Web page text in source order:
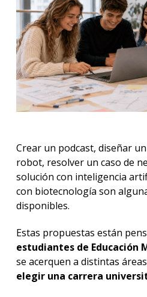
Crear un podcast, diseñar
robot, resolver un caso de
solución con inteligencia
con biotecnología son
disponibles.
Estas propuestas están
estudiantes de Educación
se acerquen a distintas
elegir una carrera